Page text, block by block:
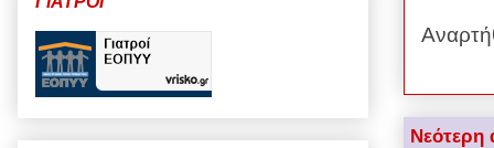
Νεότερη